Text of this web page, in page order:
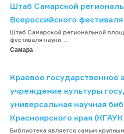
Штаб Самарской
Всероссийского
Штаб Самарской региональной
фестиваля науки. ...
Самара
Краевое государственное
учреждение культуры
универсальная научная
Красноярского края
Библиотека является самым